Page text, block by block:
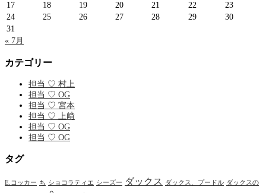
17
18 19 20 21 22
23
24
25 26 27 28 29
30
31
« 7月
カテゴリー
担当 ♡ 村上
担当 ♡ OG
担当 ♡ 宮本
担当 ♡ 上﨑
担当 ♡ OG
担当 ♡ OG
タグ
E.コッカー ち ショコラティエ シーズー ダックス ダックス、プードル ダックスの